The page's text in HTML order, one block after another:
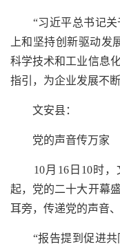
“习近平总书记关
上和坚持创新驱动发
科学技术和工业信息
指引，为企业发展不
文安县：
党的声音传万家
10月16日10时，
起，党的二十大开幕
耳旁，传递党的声音
“报告提到促进共